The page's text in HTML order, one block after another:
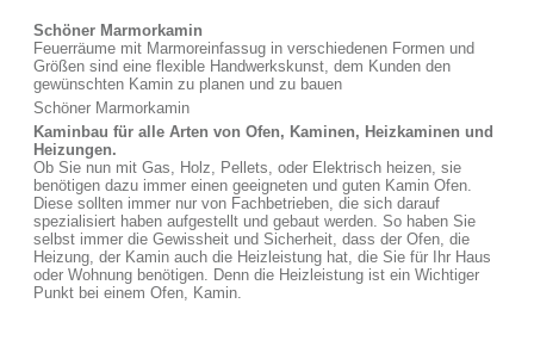
Schöner Marmorkamin
Feuerräume mit Marmoreinfassug in verschiedenen Formen und
Größen sind eine flexible Handwerkskunst, dem Kunden den
gewünschten Kamin zu planen und zu bauen
Schöner Marmorkamin
Kaminbau für alle Arten von Ofen, Kaminen, Heizkaminen und
Heizungen.
Ob Sie nun mit Gas, Holz, Pellets, oder Elektrisch heizen, sie
benötigen dazu immer einen geeigneten und guten Kamin Ofen.
Diese sollten immer nur von Fachbetrieben, die sich darauf
spezialisiert haben aufgestellt und gebaut werden. So haben Sie
selbst immer die Gewissheit und Sicherheit, dass der Ofen, die
Heizung, der Kamin auch die Heizleistung hat, die Sie für Ihr Haus
oder Wohnung benötigen. Denn die Heizleistung ist ein Wichtiger
Punkt bei einem Ofen, Kamin.